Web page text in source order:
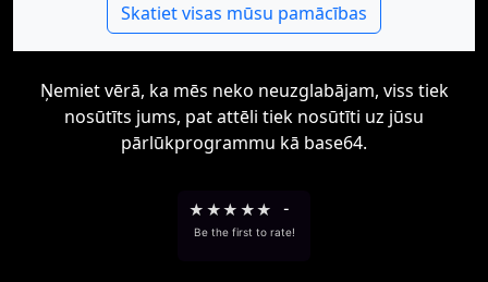
Skatiet visas mūsu pamācības
Ņemiet vērā, ka mēs neko neuzglabājam, viss tiek
nosūtīts jums, pat attēli tiek nosūtīti uz jūsu
pārlūkprogrammu kā base64.
★ ★★ ★★ -
Be the first to rate!